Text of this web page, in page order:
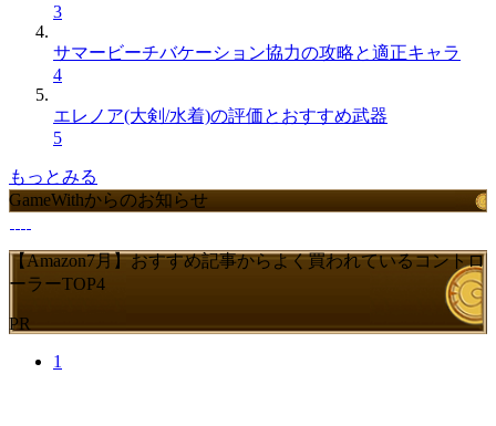
3
サマービーチバケーション協力の攻略と適正キャラ
4
エレノア(大剣/水着)の評価とおすすめ武器
5
もっとみる
GameWithからのお知らせ
【Amazon7月】おすすめ記事からよく買われているコントロ
ーラーTOP4
PR
1